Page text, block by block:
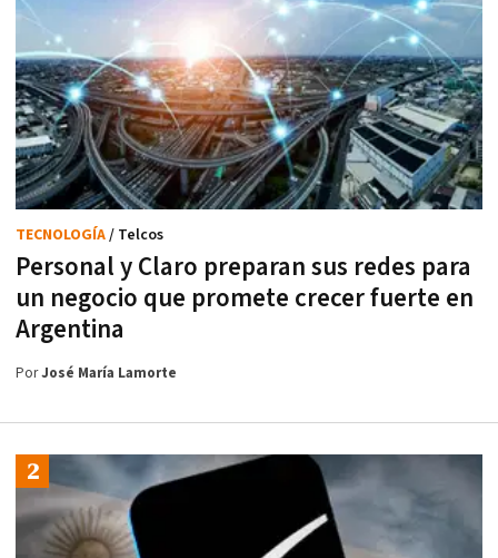
Personal y Claro preparan sus redes para
un negocio que promete crecer fuerte en
Argentina
TECNOLOGÍA/ Telcos
PorJosé María Lamorte